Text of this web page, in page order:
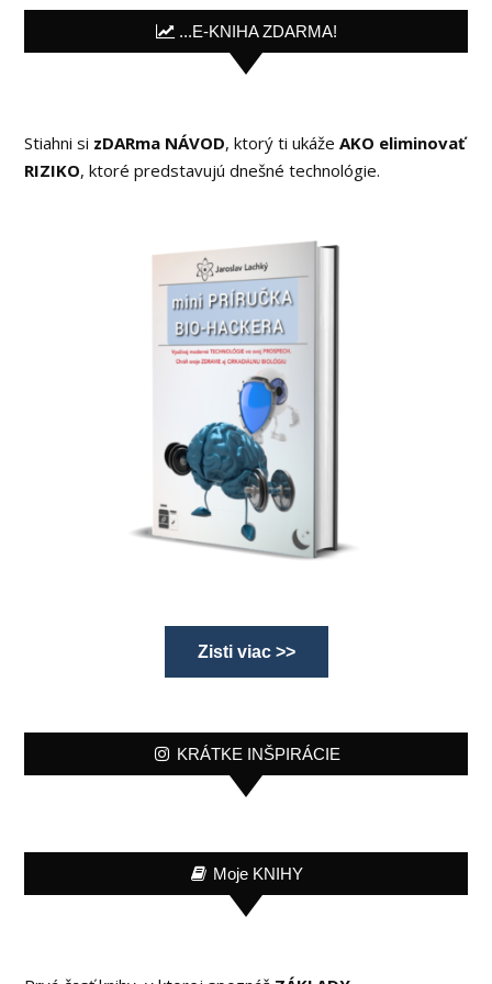
...E-KNIHA ZDARMA!
Stiahni si zDARma NÁVOD, ktorý ti ukážeAKO eliminovať
RIZIKO, ktoré predstavujú dnešné technológie.
Zisti viac >>
KRÁTKE INŠPIRÁCIE
Moje KNIHY